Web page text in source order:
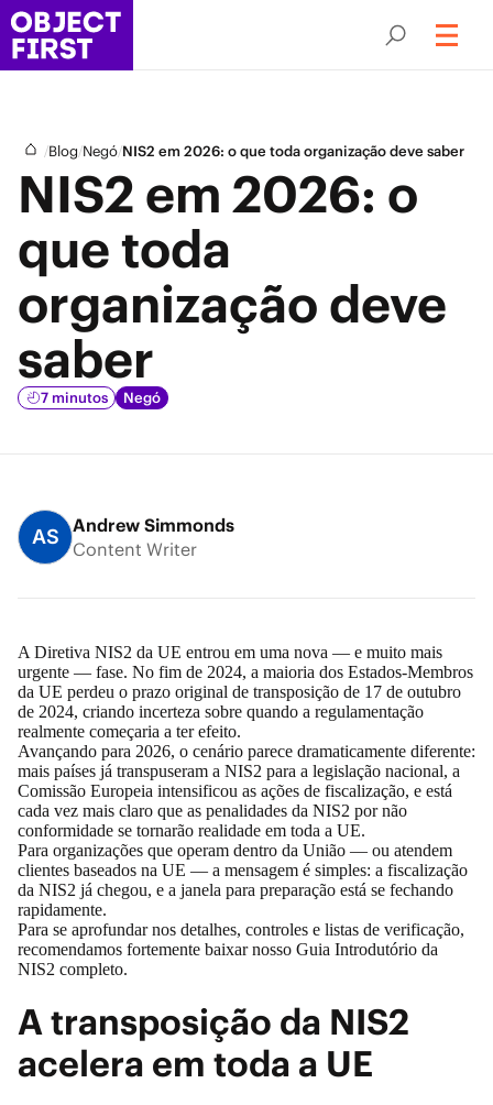
/Blog/Negó/NIS2 em 2026: o que toda organização deve saber
NIS2 em 2026: o
que toda
organização deve
saber
7 minutos Negó
AS
Andrew Simmonds
Content Writer
A Diretiva NIS2 da UE entrou em uma nova — e muito mais
urgente — fase. No fim de 2024, a maioria dos Estados-Membros
da UE perdeu o prazo original de transposição de 17 de outubro
de 2024, criando incerteza sobre quando a regulamentação
realmente começaria a ter efeito.
Avançando para 2026, o cenário parece dramaticamente diferente:
mais países já transpuseram a NIS2 para a legislação nacional, a
Comissão Europeia intensificou as ações de fiscalização, e está
cada vez mais claro que as penalidades da NIS2 por não
conformidade se tornarão realidade em toda a UE.
Para organizações que operam dentro da União — ou atendem
clientes baseados na UE — a mensagem é simples: a fiscalização
da NIS2 já chegou, e a janela para preparação está se fechando
rapidamente.
Para se aprofundar nos detalhes, controles e listas de verificação,
recomendamos fortemente baixar nosso Guia Introdutório da
NIS2 completo.
A transposição da NIS2
acelera em toda a UE